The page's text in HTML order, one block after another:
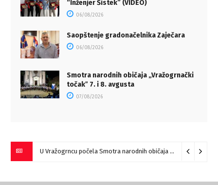
“Inženjer Šistek” (VIDEO)
06/08/2026
Saopštenje gradonačelnika Zaječara
06/08/2026
Smotra narodnih običaja „Vražogrnački
točakˮ 7. i 8. avgusta
07/08/2026
U Vražogrncu počela Smotra narodnih običaja „Vražogrnački točak“